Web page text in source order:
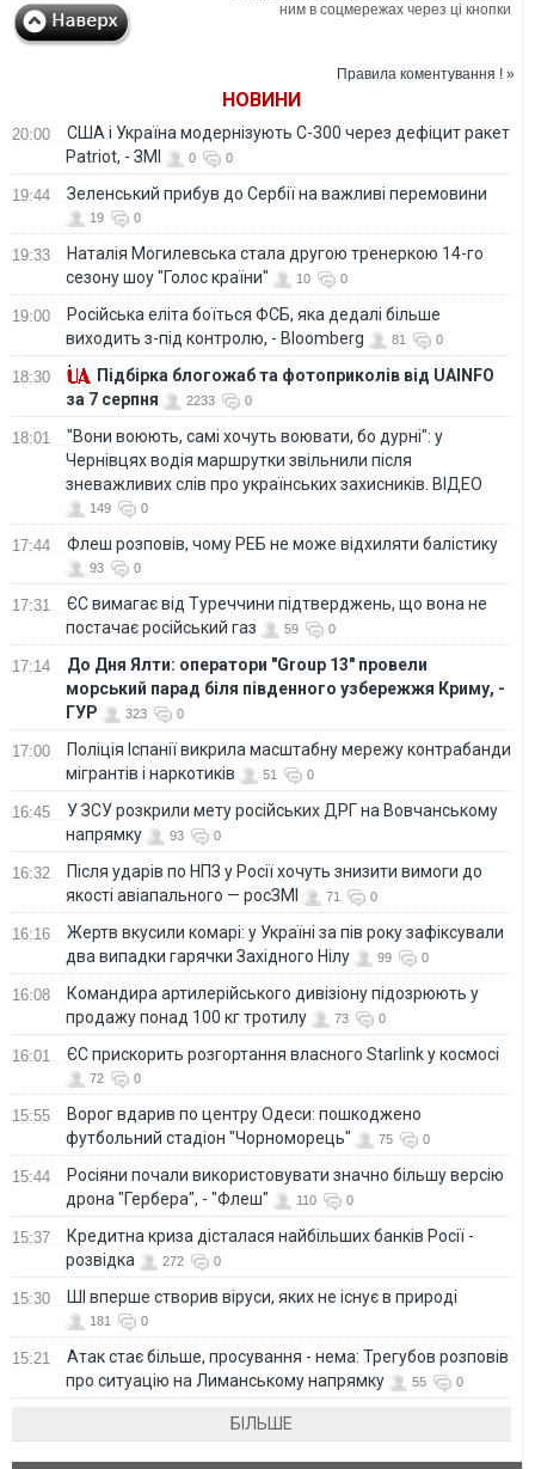
ним в соцмережах через ці кнопки
Правила коментування ! »
НОВИНИ
20:00
США і Україна модернізують С-300 через дефіцит ракет
Patriot, - ЗМІ
0 0
19:44 Зеленський прибув до Сербії на важливі перемовини
19 0
19:33
Наталія Могилевська стала другою тренеркою 14-го
сезону шоу "Голос країни"
10 0
19:00
Російська еліта боїться ФСБ, яка дедалі більше
виходить з-під контролю, - Bloomberg
81 0
18:30
Підбірка блогожаб та фотоприколів від UAINFO
за 7 серпня
2233 0
18:01
"Вони воюють, самі хочуть воювати, бо дурні": у
Чернівцях водія маршрутки звільнили після
зневажливих слів про українських захисників. ВІДЕО
149 0
17:44 Флеш розповів, чому РЕБ не може відхиляти балістику
93 0
17:31
ЄС вимагає від Туреччини підтверджень, що вона не
постачає російський газ
59 0
17:14
До Дня Ялти: оператори "Group 13" провели
морський парад біля південного узбережжя Криму, -
ГУР
323 0
17:00
Поліція Іспанії викрила масштабну мережу контрабанди
мігрантів і наркотиків
51 0
16:45
У ЗСУ розкрили мету російських ДРГ на Вовчанському
напрямку
93 0
16:32
Після ударів по НПЗ у Росії хочуть знизити вимоги до
якості авіапального — росЗМІ
71 0
16:16
Жертв вкусили комарі: у Україні за пів року зафіксували
два випадки гарячки Західного Нілу
99 0
16:08
Командира артилерійського дивізіону підозрюють у
продажу понад 100 кг тротилу
73 0
16:01 ЄС прискорить розгортання власного Starlink у космосі
72 0
15:55
Ворог вдарив по центру Одеси: пошкоджено
футбольний стадіон "Чорноморець"
75 0
15:44
Росіяни почали використовувати значно більшу версію
дрона "Гербера", - "Флеш"
110 0
15:37
Кредитна криза дісталася найбільших банків Росії -
розвідка
272 0
15:30 ШІ вперше створив віруси, яких не існує в природі
181 0
15:21
Атак стає більше, просування - нема: Трегубов розповів
про ситуацію на Лиманському напрямку
55 0
БІЛЬШЕ